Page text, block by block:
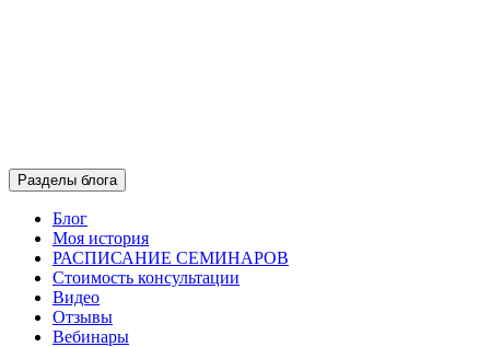
Разделы блога
Блог
Моя история
РАСПИСАНИЕ СЕМИНАРОВ
Стоимость консультации
Видео
Отзывы
Вебинары